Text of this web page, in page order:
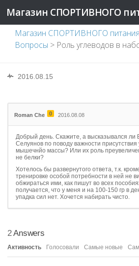
Магазин СПОРТИВНОГО питания
Вопросы > Роль углеводов в
2016.08.15
Roman Che 0 2016.08.08
Добрый день. Скажите, а высказывался ли
Селуянов по поводу важности присутствия
мышечнйо массы? Или их роль
не белки?
Хотелось бы развернутого ответа, т.к.
тренировке особой потребности в ней не
обжираться ими, как пишут во всех
получается, что у меня и на 100-150 гр в
упадка сил нет. Хочется набирать чисто.
2Answers
Активность Голосовали Самые новые